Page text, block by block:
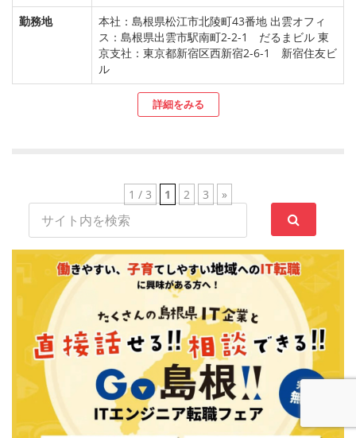
勤務地
本社：島根県松江市北陵町43番地 出雲オフィ
ス：島根県出雲市駅南町2-2-1 だるまビル 東
京支社：東京都新宿区西新宿2-6-1 新宿住友ビ
ル
詳細をみる
1 / 3 1 2 3
»
サ
内
検
索